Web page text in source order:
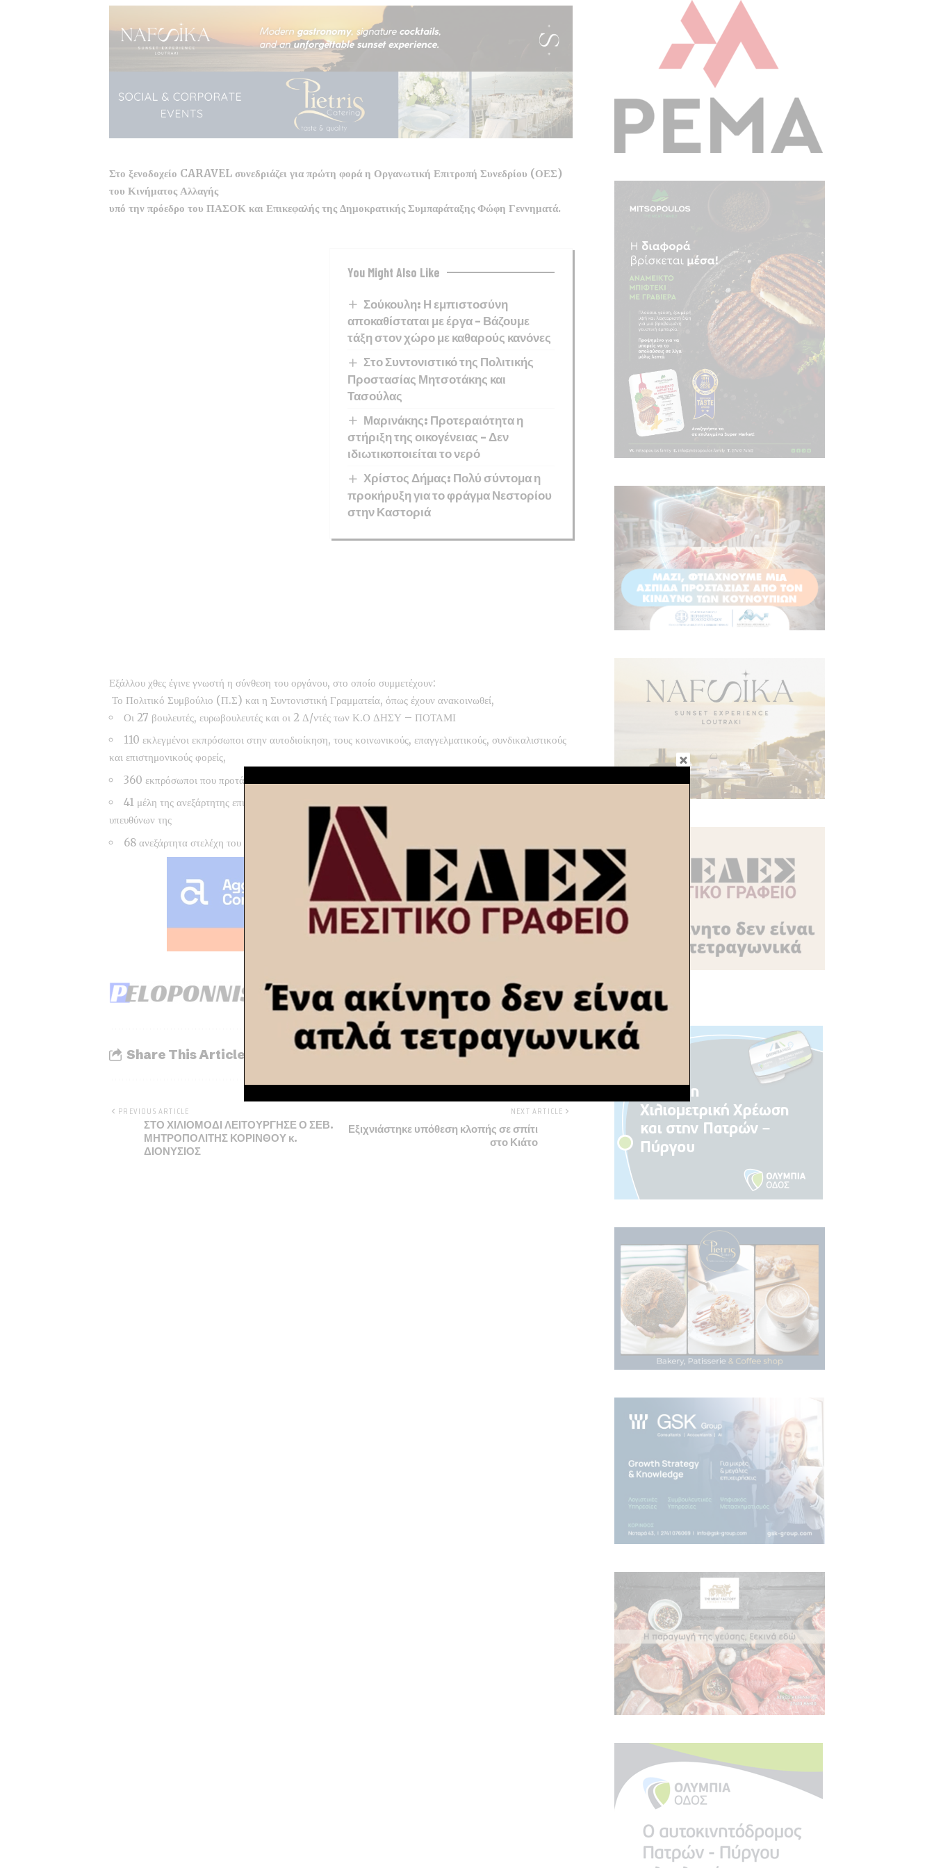
Στο ξενοδοχείο CARAVEL συνεδριάζει για πρώτη φορά η Οργανωτική Επιτροπή Συνεδρίου (ΟΕΣ)
του Κινήματος Αλλαγής
υπό την πρόεδρο του ΠΑΣΟΚ και Επικεφαλής της Δημοκρατικής Συμπαράταξης Φώφη Γεννηματά.
You Might Also Like
Σούκουλη: Η εμπιστοσύνη
αποκαθίσταται με έργα – Βάζουμε
τάξη στον χώρο με καθαρούς κανόνες
Στο Συντονιστικό της Πολιτικής
Προστασίας Μητσοτάκης και
Τασούλας
Μαρινάκης: Προτεραιότητα η
στήριξη της οικογένειας – Δεν
ιδιωτικοποιείται το νερό
Χρίστος Δήμας: Πολύ σύντομα η
προκήρυξη για το φράγμα Νεστορίου
στην Καστοριά
Εξάλλου χθες έγινε γνωστή η σύνθεση του οργάνου, στο οποίο συμμετέχουν:
Το Πολιτικό Συμβούλιο (Π.Σ) και η Συντονιστική Γραμματεία, όπως έχουν ανακοινωθεί,
Οι 27 βουλευτές, ευρωβουλευτές και οι 2 Δ/ντές των Κ.Ο ΔΗΣΥ – ΠΟΤΑΜΙ
110 εκλεγμένοι εκπρόσωποι στην αυτοδιοίκηση, τους κοινωνικούς, επαγγελματικούς, συνδικαλιστικούς
και επιστημονικούς φορείς,
360 εκπρόσωποι που προτάθηκαν από τα Κόμματα, τις Κινήσεις και τα μέλη του Π.Σ,
41 μέλη της ανεξάρτητης επιτροπής διεξαγωγής εκλογών συμπεριλαμβανομένων των Περιφερειακών
υπευθύνων της
68 ανεξάρτητα στελέχη του ευρύτερου χώρου.
Share This Article
PREVIOUS ARTICLE
ΣΤΟ ΧΙΛΙΟΜΟΔΙ ΛΕΙΤΟΥΡΓΗΣΕ Ο ΣΕΒ.
ΜΗΤΡΟΠΟΛΙΤΗΣ ΚΟΡΙΝΘΟΥ κ.
ΔΙΟΝΥΣΙΟΣ
NEXT ARTICLE
Εξιχνιάστηκε υπόθεση κλοπής σε σπίτι
στο Κιάτο